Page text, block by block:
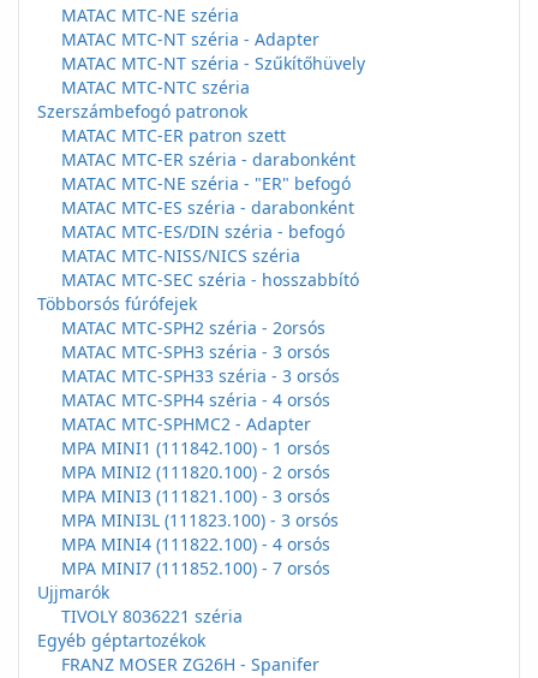
MATAC MTC-NE széria
MATAC MTC-NT széria - Adapter
MATAC MTC-NT széria - Szűkítőhüvely
MATAC MTC-NTC széria
Szerszámbefogó patronok
MATAC MTC-ER patron szett
MATAC MTC-ER széria - darabonként
MATAC MTC-NE széria - "ER" befogó
MATAC MTC-ES széria - darabonként
MATAC MTC-ES/DIN széria - befogó
MATAC MTC-NISS/NICS széria
MATAC MTC-SEC széria - hosszabbító
Többorsós fúrófejek
MATAC MTC-SPH2 széria - 2orsós
MATAC MTC-SPH3 széria - 3 orsós
MATAC MTC-SPH33 széria - 3 orsós
MATAC MTC-SPH4 széria - 4 orsós
MATAC MTC-SPHMC2 - Adapter
MPA MINI1 (111842.100) - 1 orsós
MPA MINI2 (111820.100) - 2 orsós
MPA MINI3 (111821.100) - 3 orsós
MPA MINI3L (111823.100) - 3 orsós
MPA MINI4 (111822.100) - 4 orsós
MPA MINI7 (111852.100) - 7 orsós
Ujjmarók
TIVOLY 8036221 széria
Egyéb géptartozékok
FRANZ MOSER ZG26H - Spanifer